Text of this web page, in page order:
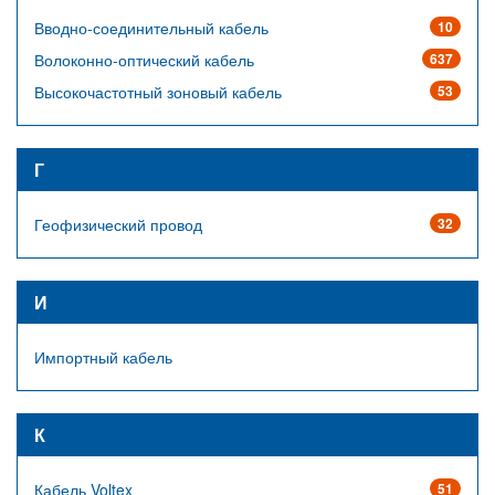
10
Вводно-соединительный кабель
637
Волоконно-оптический кабель
53
Высокочастотный зоновый кабель
Г
32
Геофизический провод
И
Импортный кабель
К
51
Кабель Voltex